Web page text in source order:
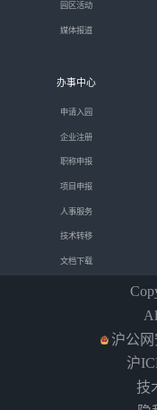
园区活动
媒体报道
办事中心
申请入园
企业注册
职称申报
项目申报
人事服务
技术转移
文档下载
沪公网
沪
技